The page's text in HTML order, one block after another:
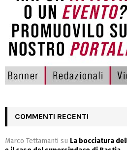
COMMENTI RECENTI
Marco Tettamanti su La bocciatura